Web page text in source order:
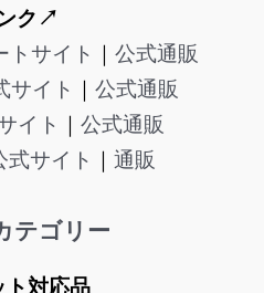
ク↗
トサイト ｜ 公式通販
サイト ｜ 公式通販
イト ｜ 公式通販
式サイト ｜ 通販
テゴリー
ト対応品